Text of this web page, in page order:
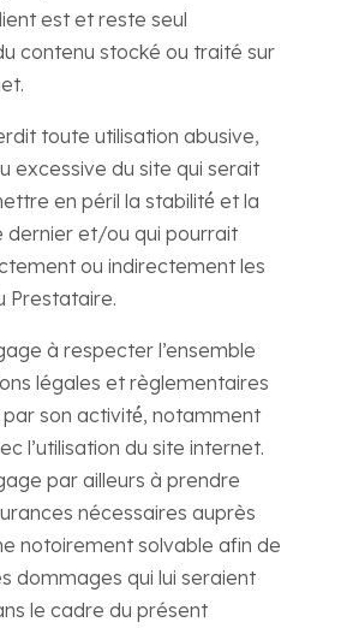
est et reste seul
contenu stocké ou traité sur
toute utilisation abusive,
excessive du site qui serait
en péril la stabilité́ et la
dernier et/ou qui pourrait
ou indirectement les
Prestataire.
à respecter l’ensemble
légales et règlementaires
son activité́, notamment
l’utilisation du site internet.
par ailleurs à prendre
nécessaires auprès
notoirement solvable afin de
dommages qui lui seraient
le cadre du présent